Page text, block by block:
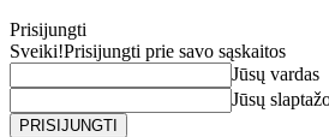
Prisijungti
Sveiki!Prisijungti prie savo sąskaitos
Jūsų vardas
Jūsų